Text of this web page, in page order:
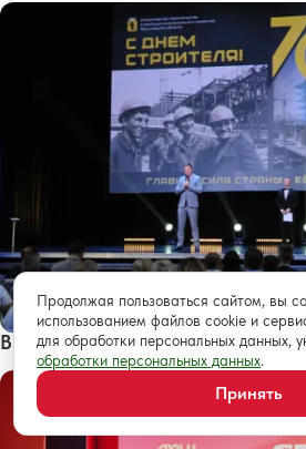
В Ярославле наградили более
Продолжая пользоваться сайтом, вы
использованием файлов cookie и
для обработки персональных данных,
обработки персональных данных.
Принять